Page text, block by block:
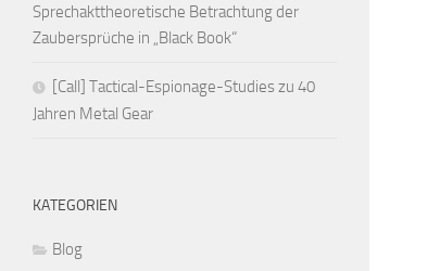
Sprechakttheoretische Betrachtung der
Zaubersprüche in „Black Book“
[Call] Tactical-Espionage-Studies zu 40
Jahren Metal Gear
KATEGORIEN
Blog